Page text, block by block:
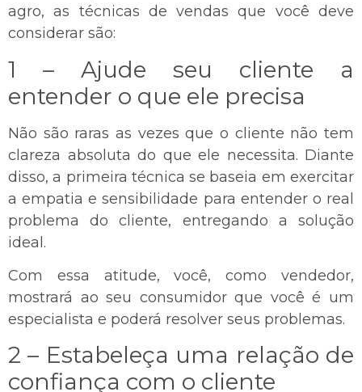
agro, as técnicas de vendas que você deve
considerar são:
1 – Ajude seu cliente a
entender o que ele precisa
Não são raras as vezes que o cliente não tem
clareza absoluta do que ele necessita. Diante
disso, a primeira técnica se baseia em exercitar
a empatia e sensibilidade para entender o real
problema do cliente, entregando a solução
ideal.
Com essa atitude, você, como vendedor,
mostrará ao seu consumidor que você é um
especialista e poderá resolver seus problemas.
2 – Estabeleça uma relação de
confiança com o cliente